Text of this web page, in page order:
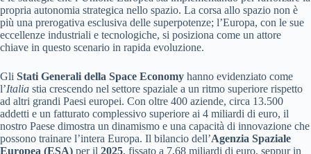
propria autonomia strategica nello spazio. La corsa allo spazio non è
più una prerogativa esclusiva delle superpotenze; l’Europa, con le sue
eccellenze industriali e tecnologiche, si posiziona come un attore
chiave in questo scenario in rapida evoluzione.
Gli Stati Generali della Space Economy hanno evidenziato come
l’Italia stia crescendo nel settore spaziale a un ritmo superiore rispetto
ad altri grandi Paesi europei. Con oltre 400 aziende, circa 13.500
addetti e un fatturato complessivo superiore ai 4 miliardi di euro, il
nostro Paese dimostra un dinamismo e una capacità di innovazione che
possono trainare l’intera Europa. Il bilancio dell’Agenzia Spaziale
Europea (ESA) per il 2025, fissato a 7,68 miliardi di euro, seppur in